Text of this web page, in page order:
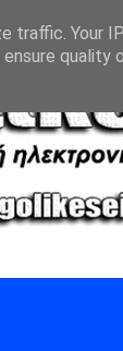
traffic. Your
quality